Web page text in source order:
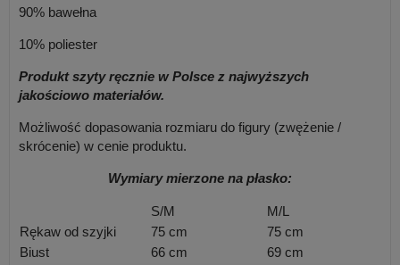
90% bawełna
10% poliester
Produkt szyty ręcznie w Polsce z najwyższych
jakościowo materiałów.
Możliwość dopasowania rozmiaru do figury (zwężenie /
skrócenie) w cenie produktu.
Wymiary mierzone na płasko:
S/M
M/L
Rękaw od szyjki
75 cm
75 cm
Biust
66 cm
69 cm